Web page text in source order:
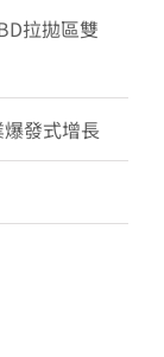
拉拋區雙
發式增長